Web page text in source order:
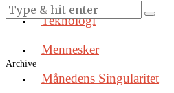
Teknologi
Mennesker
Månedens Singularitet
Archive